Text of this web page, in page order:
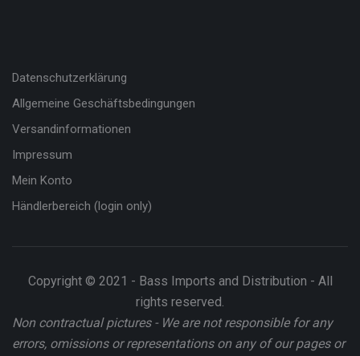
Datenschutzerklärung
Allgemeine Geschäftsbedingungen
Versandinformationen
Impressum
Mein Konto
Händlerbereich (login only)
Copyright © 2021 - Bass Imports and Distribution - All
rights reserved.
Non contractual pictures - We are not responsible for any
errors, omissions or representations on any of our pages or